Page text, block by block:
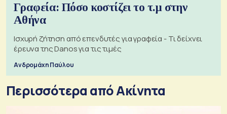
Γραφεία: Πόσο κοστίζει το τ.μ στην
Αθήνα
Ισχυρή ζήτηση από επενδυτές για γραφεία - Τι δείχνει
έρευνα της Danos για τις τιμές
Ανδρομάχη Παύλου
Περισσότερα από Ακίνητα